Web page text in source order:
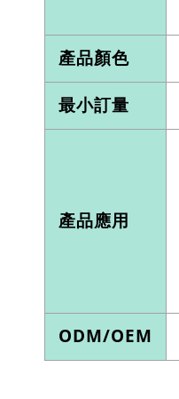
產品顏色
最小訂量
產品應用
ODM/OEM